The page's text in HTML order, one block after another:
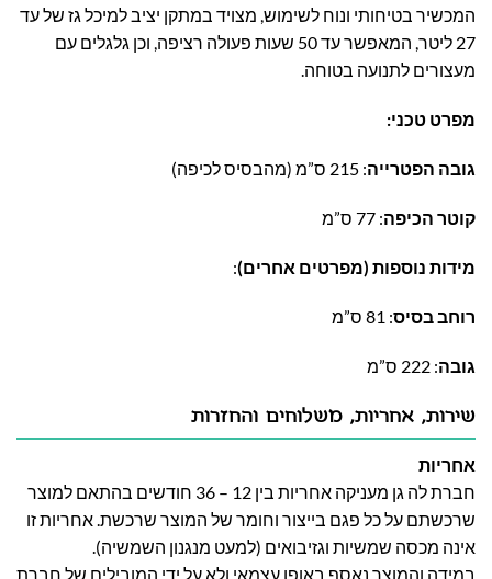
המכשיר בטיחותי ונוח לשימוש, מצויד במתקן יציב למיכל גז של עד
27 ליטר, המאפשר עד 50 שעות פעולה רציפה, וכן גלגלים עם
מעצורים לתנועה בטוחה.
מפרט טכני:
גובה הפטרייה: 215 ס”מ (מהבסיס לכיפה)
קוטר הכיפה: 77 ס”מ
מידות נוספות (מפרטים אחרים):
רוחב בסיס: 81 ס”מ
גובה: 222 ס”מ
שירות, אחריות, משלוחים והחזרות
אחריות
חברת לה גן מעניקה אחריות בין 12 – 36 חודשים בהתאם למוצר
שרכשתם על כל פגם בייצור וחומר של המוצר שרכשת. אחריות זו
אינה מכסה שמשיות וגזיבואים (למעט מנגנון השמשיה).
במידה והמוצר נאסף באופן עצמאי ולא על ידי המובילים של חברת